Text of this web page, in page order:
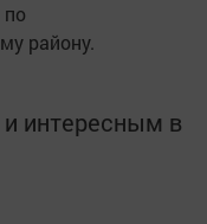
по
району.
интересным в